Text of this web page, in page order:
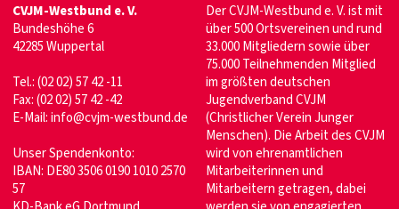
CVJM-Westbund e. V.
Bundeshöhe 6
42285 Wuppertal
Tel.: (02 02) 57 42 -11
Fax: (02 02) 57 42 -42
E-Mail:info@cvjm-westbund.de
Unser Spendenkonto:
IBAN: DE80 3506 0190 1010 2570
57
Der CVJM-Westbund e. V. ist mit
über 500 Ortsvereinen und rund
33.000 Mitgliedern sowie über
75.000 Teilnehmenden Mitglied
im größten deutschen
Jugendverband CVJM
(Christlicher Verein Junger
Menschen). Die Arbeit des CVJM
wird von ehrenamtlichen
Mitarbeiterinnen und
Mitarbeitern getragen, dabei